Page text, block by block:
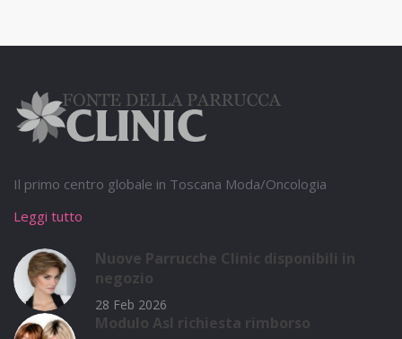
Il primo centro globale in Toscana Moda/Oncologia
Leggi tutto
Nuove Parrucche Clinic disponibili in
negozio
28 Feb 2026
Modulo Asl richiesta rimborso